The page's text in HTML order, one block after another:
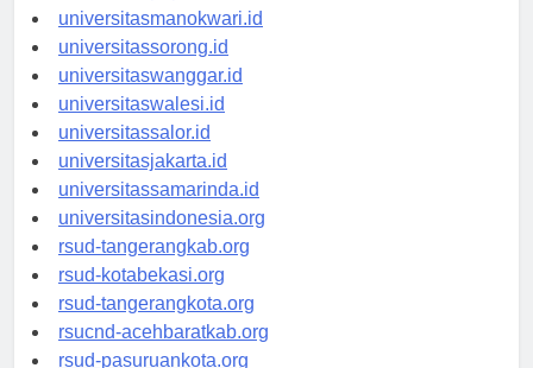
universitaspapua.id
universitasmanokwari.id
universitassorong.id
universitaswanggar.id
universitaswalesi.id
universitassalor.id
universitasjakarta.id
universitassamarinda.id
universitasindonesia.org
rsud-tangerangkab.org
rsud-kotabekasi.org
rsud-tangerangkota.org
rsucnd-acehbaratkab.org